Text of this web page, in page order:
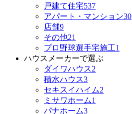
戸建て住宅537
アパート・マンション30
店舗9
その他21
プロ野球選手宅施工1
ハウスメーカーで選ぶ
ダイワハウス2
積水ハウス3
セキスイハイム2
ミサワホーム1
パナホーム3